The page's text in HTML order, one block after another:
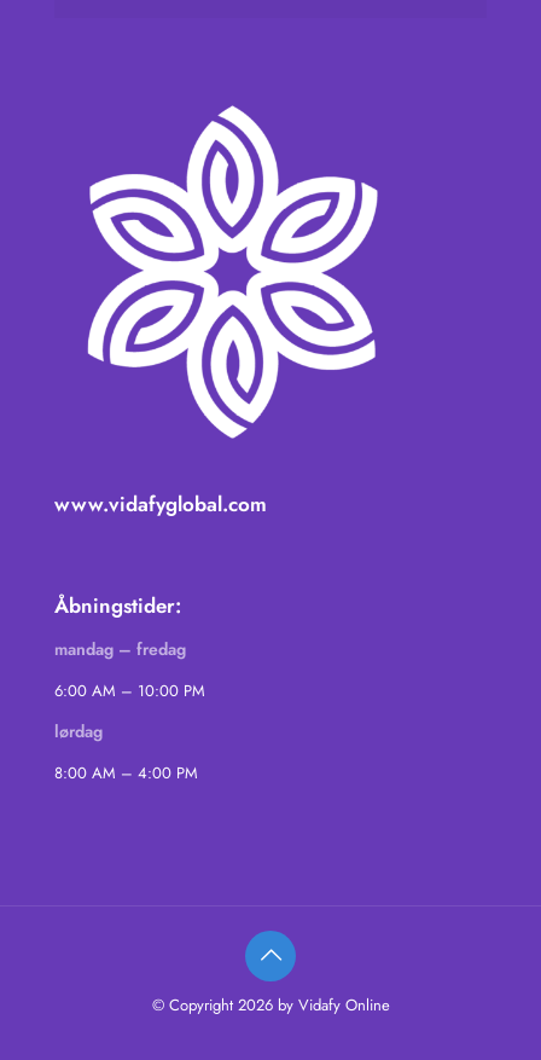
www.vidafyglobal.com
Åbningstider:
mandag – fredag
6:00 AM – 10:00 PM
lørdag
8:00 AM – 4:00 PM
© Copyright 2026 by Vidafy Online